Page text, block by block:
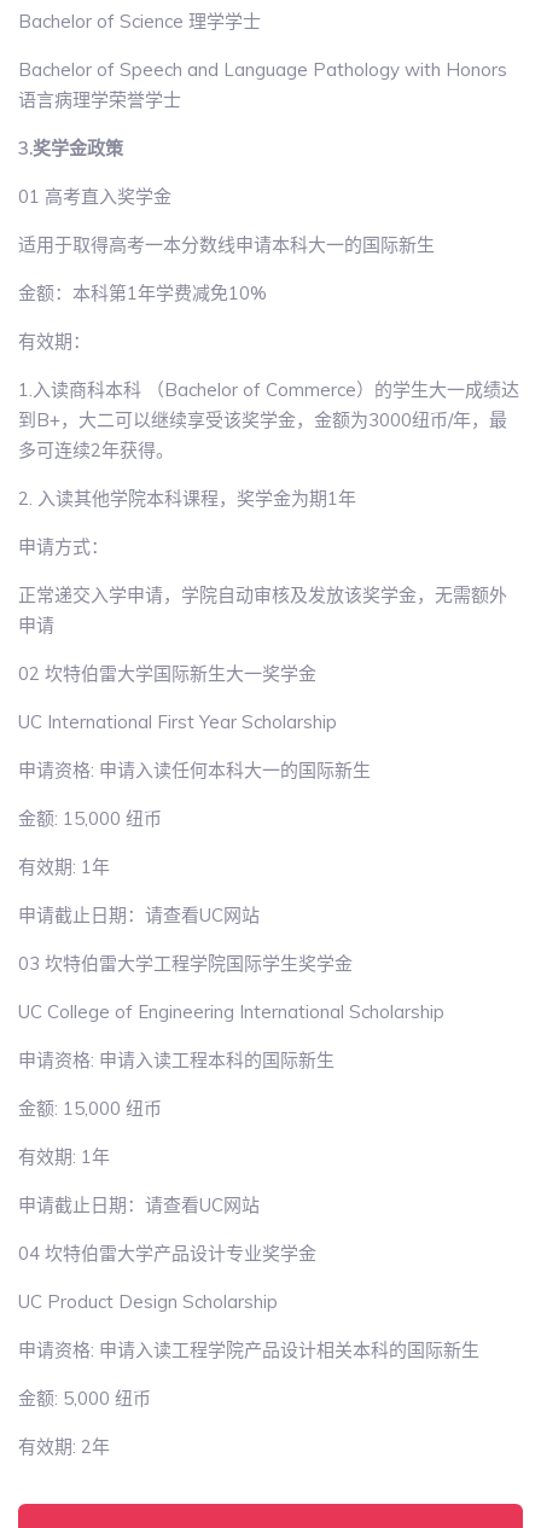
Bachelor of Science 理学学士
Bachelor of Speech and Language Pathology with Honors
语言病理学荣誉学士
3.奖学金政策
01 高考直入奖学金
适用于取得高考一本分数线申请本科大一的国际新生
金额：本科第1年学费减免10%
有效期：
1.入读商科本科 （Bachelor of Commerce）的学生大一成绩达
到B+，大二可以继续享受该奖学金，金额为3000纽币/年，最
多可连续2年获得。
2. 入读其他学院本科课程，奖学金为期1年
申请方式：
正常递交入学申请，学院自动审核及发放该奖学金，无需额外
申请
02 坎特伯雷大学国际新生大一奖学金
UC International First Year Scholarship
申请资格: 申请入读任何本科大一的国际新生
金额: 15,000 纽币
有效期: 1年
申请截止日期：请查看UC网站
03 坎特伯雷大学工程学院国际学生奖学金
UC College of Engineering International Scholarship
申请资格: 申请入读工程本科的国际新生
金额: 15,000 纽币
有效期: 1年
申请截止日期：请查看UC网站
04 坎特伯雷大学产品设计专业奖学金
UC Product Design Scholarship
申请资格: 申请入读工程学院产品设计相关本科的国际新生
金额: 5,000 纽币
有效期: 2年